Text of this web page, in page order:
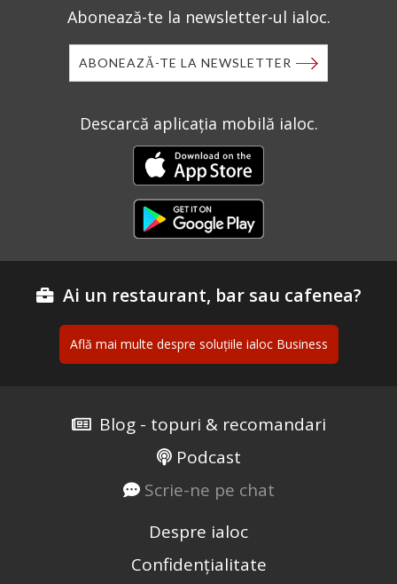
Abonează-te la newsletter-ul ialoc.
ABONEAZĂ-TE LA NEWSLETTER
Descarcă aplicația mobilă ialoc.
Ai un restaurant, bar sau cafenea?
Află mai multe despre soluțiile ialoc Business
Blog - topuri & recomandari
Podcast
Scrie-ne pe chat
Despre ialoc
Confidențialitate